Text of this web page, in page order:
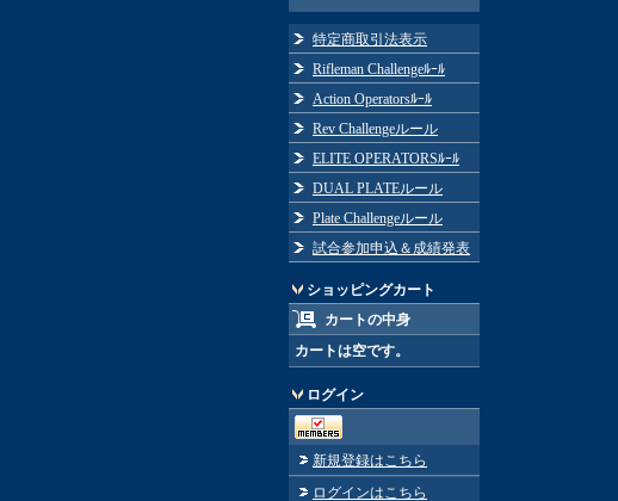
特定商取引法表示
Rifleman Challengeﾙｰﾙ
Action Operatorsﾙｰﾙ
Rev Challengeルール
ELITE OPERATORSﾙｰﾙ
DUAL PLATEルール
Plate Challengeルール
試合参加申込＆成績発表
ショッピングカート
カートの中身
カートは空です。
ログイン
新規登録はこちら
ログインはこちら